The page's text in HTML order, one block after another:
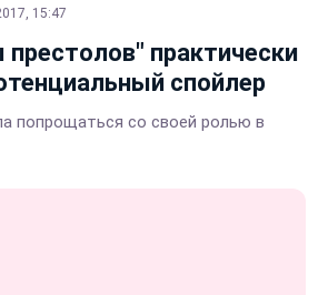
15:47
практически
спойлер
попрощаться со своей ролью в